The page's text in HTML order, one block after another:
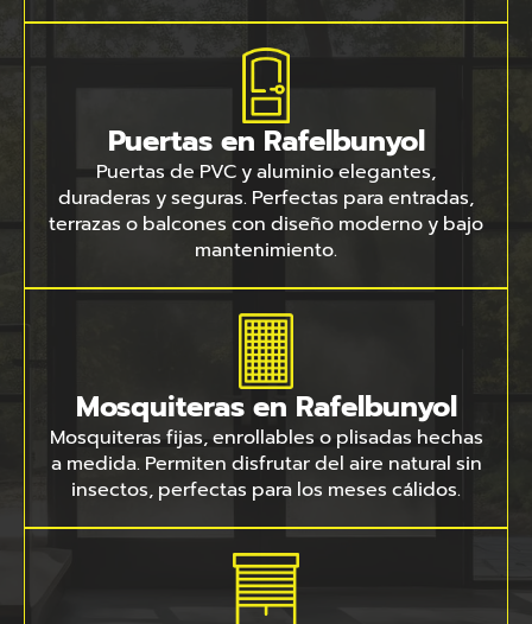
Puertas en Rafelbunyol
Puertas de PVC y aluminio elegantes,
duraderas y seguras. Perfectas para entradas,
terrazas o balcones con diseño moderno y bajo
mantenimiento.
Mosquiteras en Rafelbunyol
Mosquiteras fijas, enrollables o plisadas hechas
a medida. Permiten disfrutar del aire natural sin
insectos, perfectas para los meses cálidos.